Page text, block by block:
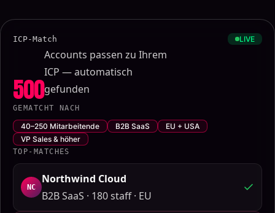
ICP-Match LIVE
500
Accounts passen zu Ihrem
ICP — automatisch
gefunden
GEMATCHT NACH
40–250 Mitarbeitende B2B SaaS
EU + USA
VP Sales & höher
TOP-MATCHES
NC
Northwind Cloud
B2B SaaS · 180 staff · EU